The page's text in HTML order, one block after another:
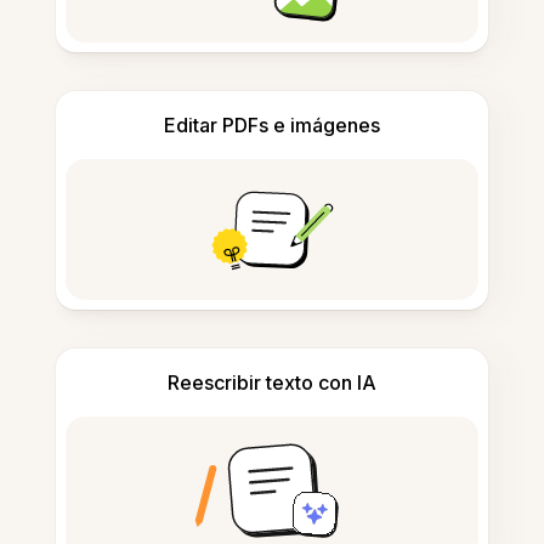
Editar PDFs e imágenes
Reescribir texto con IA